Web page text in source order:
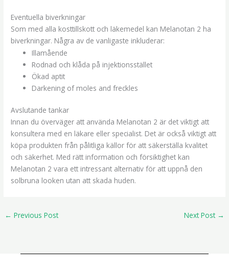
Eventuella biverkningar
Som med alla kosttillskott och läkemedel kan Melanotan 2 ha
biverkningar. Några av de vanligaste inkluderar:
Illamående
Rodnad och klåda på injektionsstället
Ökad aptit
Darkening of moles and freckles
Avslutande tankar
Innan du överväger att använda Melanotan 2 är det viktigt att
konsultera med en läkare eller specialist. Det är också viktigt att
köpa produkten från pålitliga källor för att säkerställa kvalitet
och säkerhet. Med rätt information och försiktighet kan
Melanotan 2 vara ett intressant alternativ för att uppnå den
solbruna looken utan att skada huden.
← Previous Post Next Post →